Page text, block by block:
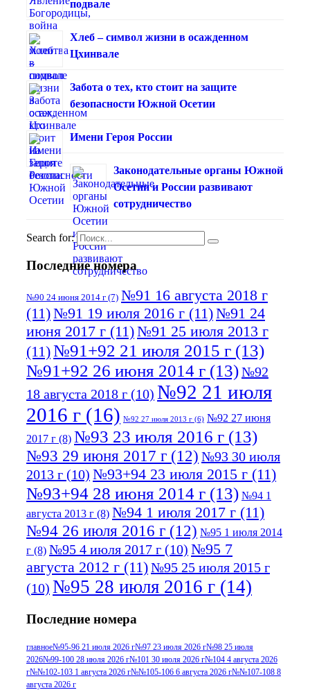
подвале
Хлеб – символ жизни в осажденном
Цхинвале
Забота о тех, кто стоит на защите
безопасности Южной Осетии
Имени Героя России
Законодательные органы Южной
Осетии и России развивают
сотрудничество
Search for:
Последние номера
№90 24 июня 2014 г (7) №91 16 августа 2018 г
(11)№91 19 июля 2016 г (11)№91 24
июня 2017 г (11)№91 25 июля 2013 г
(11)№91+92 21 июля 2015 г (13)
№91+92 26 июня 2014 г (13)№92
18 августа 2018 г (10) №92 21 июля
2016 г (16) №92 27 июля 2013 г (6) №92 27 июня
2017 г (8) №93 23 июля 2016 г (13)
№93 29 июня 2017 г (12) №93 30 июля
2013 г (10) №93+94 23 июля 2015 г (11)
№93+94 28 июня 2014 г (13) №94 1
августа 2013 г (8) №94 1 июля 2017 г (11)
№94 26 июля 2016 г (12) №95 1 июля 2014
г (8) №95 4 июля 2017 г (10) №95 7
августа 2012 г (11)№95 25 июля 2015 г
(10) №95 28 июля 2016 г (14)
июля 2017 г(11)№96 9 августа 2012
г(13) №96 28 июля 2015 г(9) №96+97 3
июля 2014 г(10)№96+97 30 июля
2016 г(13)
Последние номера
главное№95-96 21 июля 2026 г№97 23 июля 2026 г№98 25 июля
2026№99-100 28 июля 2026 г№101 30 июля 2026 г№104 4 августа 2026
г№№102-103 1 августа 2026 г№№105-106 6 августа 2026 г№№107-108 8
августа 2026 г